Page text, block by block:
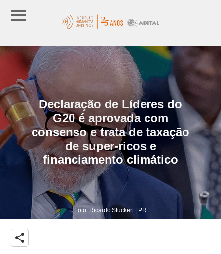
Declaração de Líderes do
G20 é aprovada com
consenso e trata de taxação
de super-ricos e
financiamento climático
Foto: Ricardo Stuckert | PR
share